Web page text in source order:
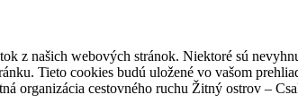
z našich webových stránok. Niektoré sú
Tieto cookies budú uložené vo vašom
organizácia cestovného ruchu Žitný ostrov –